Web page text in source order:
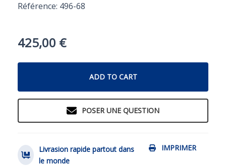
Référence: 496-68
425,00 €
ADD TO CART
POSER UNE QUESTION
IMPRIMER
Livrasion rapide partout dans
le monde